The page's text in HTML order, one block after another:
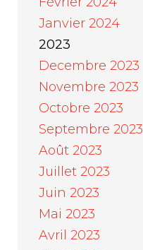
Janvier 2024
2023
Decembre 2023
Novembre 2023
Octobre 2023
Septembre 2023
Août 2023
Juillet 2023
Juin 2023
Mai 2023
Avril 2023